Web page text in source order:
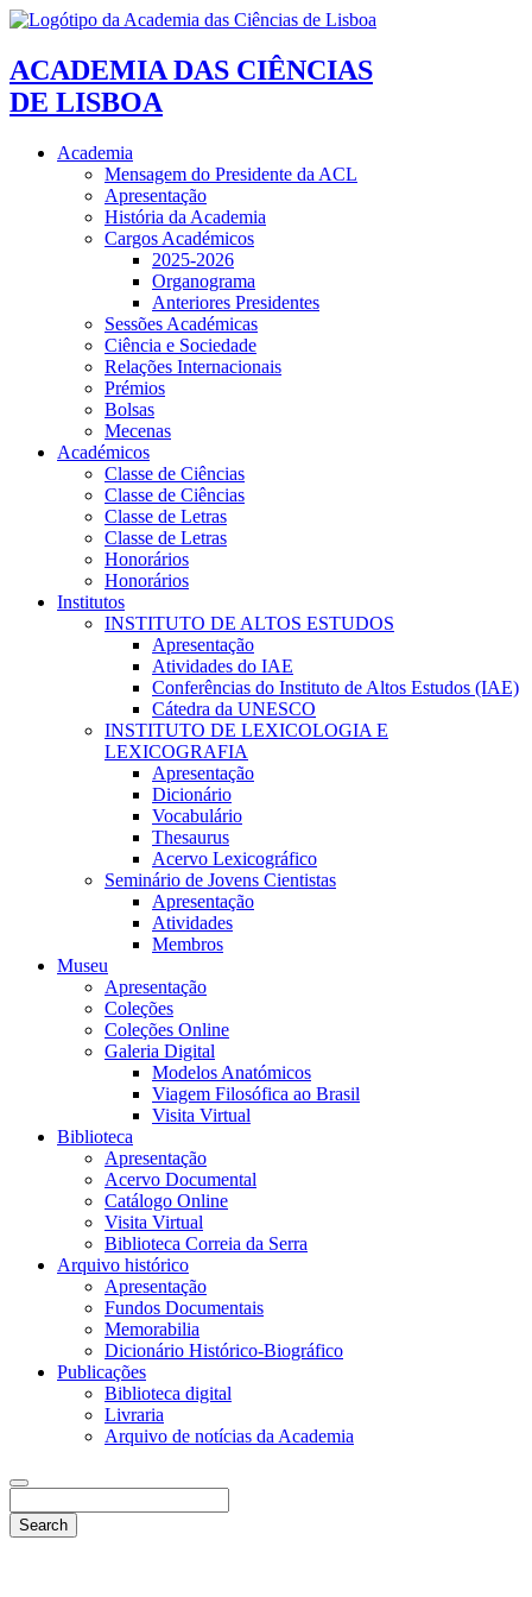
ACADEMIA DAS CIÊNCIAS
DE LISBOA
Academia
Mensagem do Presidente da ACL
Apresentação
História da Academia
Cargos Académicos
2025-2026
Organograma
Anteriores Presidentes
Sessões Académicas
Ciência e Sociedade
Relações Internacionais
Prémios
Bolsas
Mecenas
Académicos
Classe de Ciências
Classe de Ciências
Classe de Letras
Classe de Letras
Honorários
Honorários
Institutos
INSTITUTO DE ALTOS ESTUDOS
Apresentação
Atividades do IAE
Conferências do Instituto de Altos Estudos (IAE)
Cátedra da UNESCO
INSTITUTO DE LEXICOLOGIA E
LEXICOGRAFIA
Apresentação
Dicionário
Vocabulário
Thesaurus
Acervo Lexicográfico
Seminário de Jovens Cientistas
Apresentação
Atividades
Membros
Museu
Apresentação
Coleções
Coleções Online
Galeria Digital
Modelos Anatómicos
Viagem Filosófica ao Brasil
Visita Virtual
Biblioteca
Apresentação
Acervo Documental
Catálogo Online
Visita Virtual
Biblioteca Correia da Serra
Arquivo histórico
Apresentação
Fundos Documentais
Memorabilia
Dicionário Histórico-Biográfico
Publicações
Biblioteca digital
Livraria
Arquivo de notícias da Academia